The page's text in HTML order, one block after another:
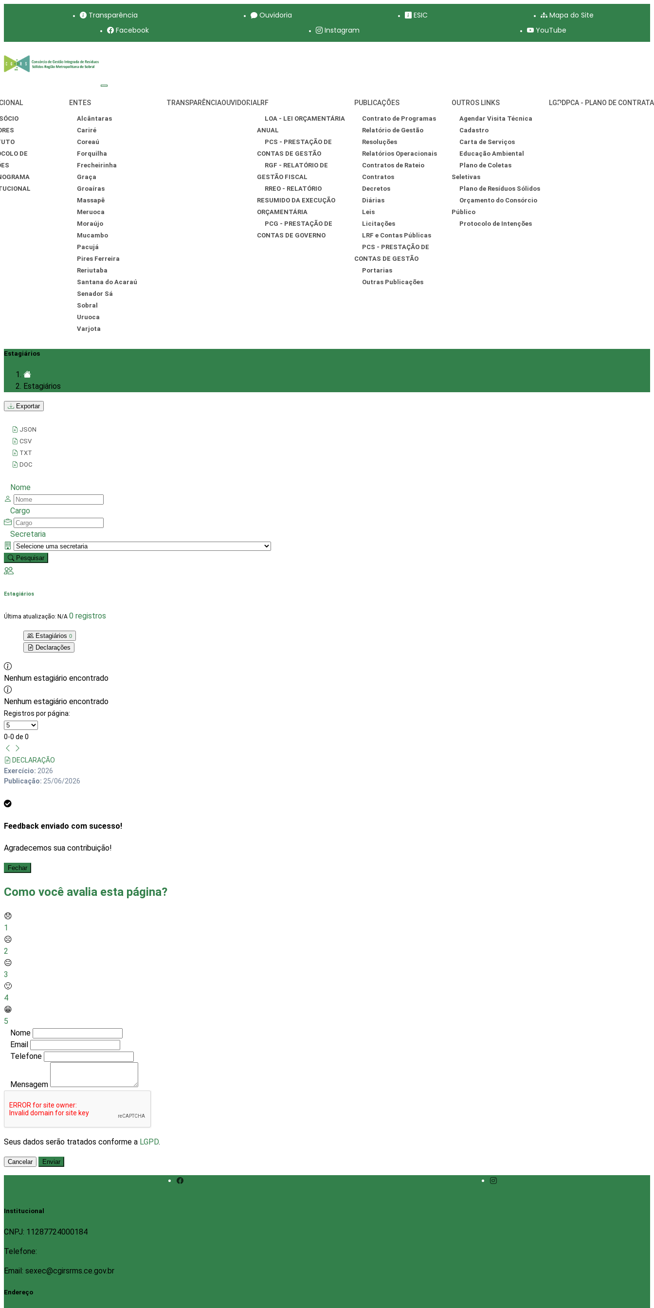
Transparência Ouvidoria ESIC
Mapa do Site
Facebook
Instagram YouTube
DE
ENTES
Alcântaras
Cariré
Coreaú
Forquilha
Frecheirinha
Graça
Groaíras
Massapê
Meruoca
Moraújo
Mucambo
Pacujá
Pires Ferreira
Reriutaba
Santana do Acaraú
Senador Sá
Sobral
Uruoca
Varjota
TRANSPARÊNCIAOUVIDORIALRF
LOA - LEI ORÇAMENTÁRIA
ANUAL
PCS - PRESTAÇÃO DE
CONTAS DE GESTÃO
RGF - RELATÓRIO DE
GESTÃO FISCAL
RREO - RELATÓRIO
RESUMIDO DA EXECUÇÃO
ORÇAMENTÁRIA
PCG - PRESTAÇÃO DE
CONTAS DE GOVERNO
PUBLICAÇÕES
Contrato de Programas
Relatório de Gestão
Resoluções
Relatórios Operacionais
Contratos de Rateio
Contratos
Decretos
Diárias
Leis
Licitações
LRF e Contas Públicas
PCS - PRESTAÇÃO DE
CONTAS DE GESTÃO
Portarias
Outras Publicações
OUTROS LINKS
Agendar Visita Técnica
Cadastro
Carta de Serviços
Educação Ambiental
Plano de Coletas
Seletivas
Plano de Resíduos Sólidos
Orçamento do Consórcio
Público
Protocolo de Intenções
LGPDPCA - PLANO DE
Estagiários
Estagiários
Exportar
JSON
CSV
TXT
DOC
Nome
Cargo
Secretaria
Pesquisar
Estagiários
Última atualização: N/A 0 registros
Estagiários 0
Declarações
Nenhum estagiário encontrado
Nenhum estagiário encontrado
Registros por página:
0-0 de 0
DECLARAÇÃO
Exercício: 2026
Publicação: 25/06/2026
Feedback enviado com sucesso!
Agradecemos sua contribuição!
Fechar
Como você avalia esta página?
😞
1
☹️
2
😐
3
🙂
4
😁
5
Nome
Email
Telefone
Mensagem
Seus dados serão tratados conforme a LGPD.
Cancelar Enviar
Institucional
CNPJ: 11287724000184
Telefone:
Email: sexec@cgirsrms.ce.gov.br
Endereço